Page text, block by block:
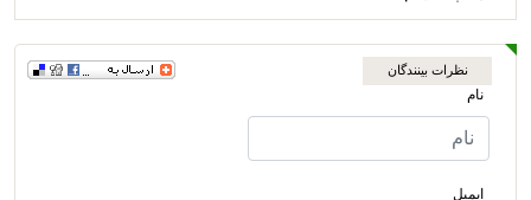
نظرات بینندگان
نام
ایمیل